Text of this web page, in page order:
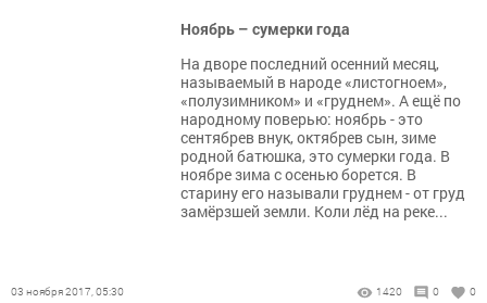
Ноябрь – сумерки года
На дворе последний осенний месяц,
называемый в народе «листогноем»,
«полузимником» и «груднем». А ещё по
народному поверью: ноябрь - это
сентябрев внук, октябрев сын, зиме
родной батюшка, это сумерки года. В
ноябре зима с осенью борется. В
старину его называли груднем - от груд
замёрзшей земли. Коли лёд на реке...
03 ноября 2017, 05:30 1420 0 0